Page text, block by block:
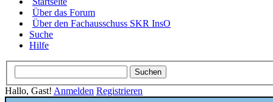
Über das Forum
Über den Fachausschuss SKR InsO
Suche
Hilfe
Hallo, Gast! Anmelden Registrieren